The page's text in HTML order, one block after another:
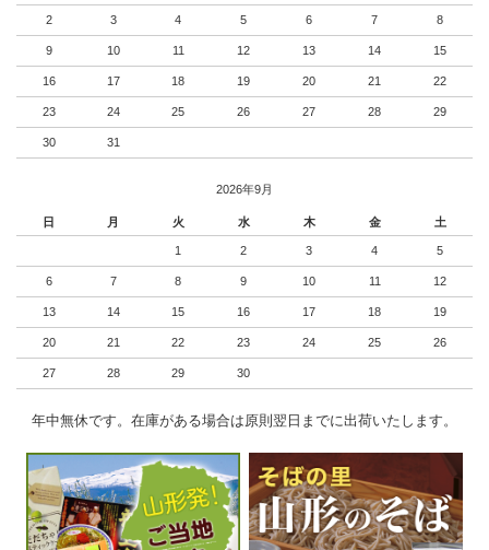
2 3 4 5 6 7 8
9 10 11 12 13 14 15
16 17 18 19 20 21 22
23 24 25 26 27 28 29
30 31
2026年9月
日 月 火 水 木 金 土
1 2 3 4 5
6 7 8 9 10 11 12
13 14 15 16 17 18 19
20 21 22 23 24 25 26
27 28 29 30
年中無休です。在庫がある場合は原則翌日までに出荷いたします。